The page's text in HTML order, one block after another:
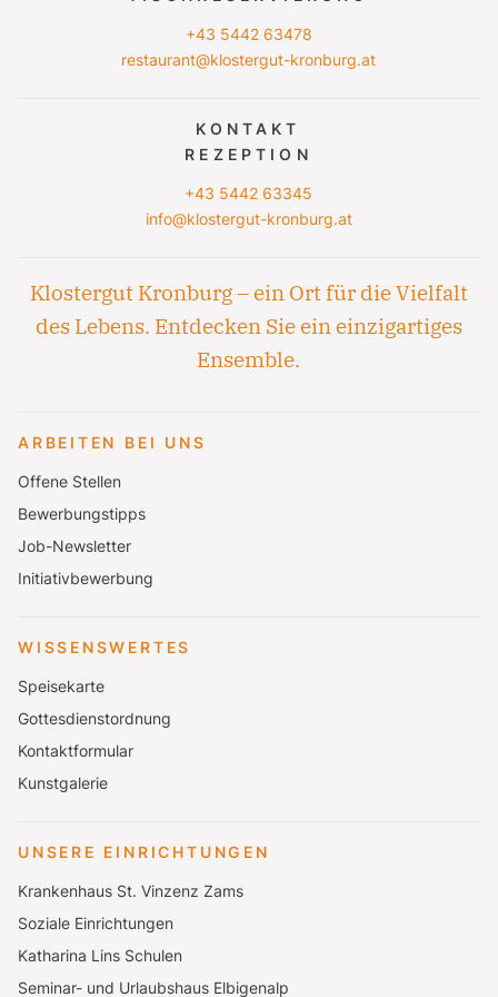
+43 5442 63478
restaurant@klostergut-kronburg.at
KONTAKT
REZEPTION
+43 5442 63345
info@klostergut-kronburg.at
Klostergut Kronburg – ein Ort für die Vielfalt
des Lebens. Entdecken Sie ein einzigartiges
Ensemble.
ARBEITEN BEI UNS
Offene Stellen
Bewerbungstipps
Job-Newsletter
Initiativbewerbung
WISSENSWERTES
Speisekarte
Gottesdienstordnung
Kontaktformular
Kunstgalerie
UNSERE EINRICHTUNGEN
Krankenhaus St. Vinzenz Zams
Soziale Einrichtungen
Katharina Lins Schulen
Seminar- und Urlaubshaus Elbigenalp